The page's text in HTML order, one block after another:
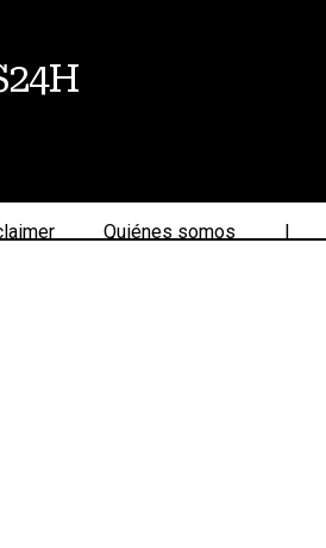
Quiénes somos |